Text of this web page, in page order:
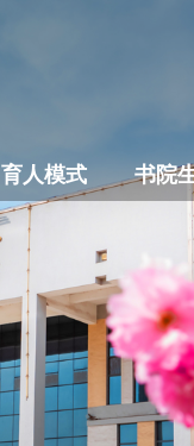
育人模式 书院